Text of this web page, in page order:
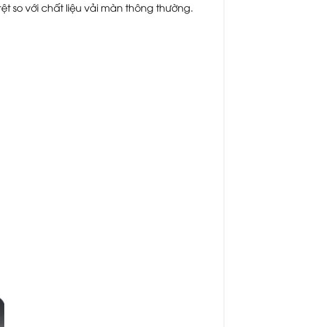
so với chất liệu vải màn thông thường.